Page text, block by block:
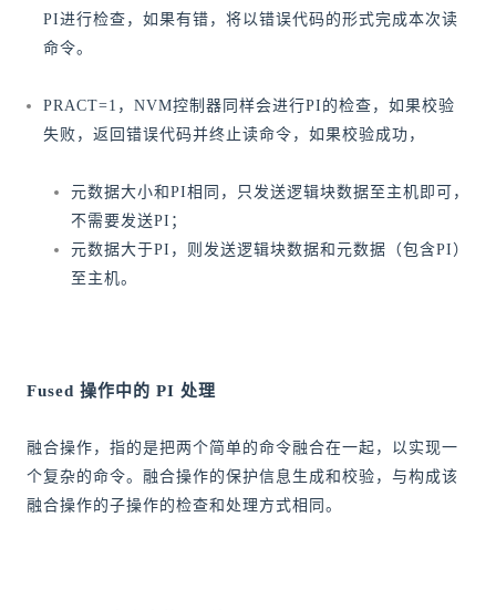
PI进行检查，如果有错，将以错误代码的形式完成本次读
命令。
PRACT=1，NVM控制器同样会进行PI的检查，如果校验
失败，返回错误代码并终止读命令，如果校验成功，
元数据大小和PI相同，只发送逻辑块数据至主机即可，
不需要发送PI；
元数据大于PI，则发送逻辑块数据和元数据（包含PI）
至主机。
Fused 操作中的 PI 处理
融合操作，指的是把两个简单的命令融合在一起，以实现一
个复杂的命令。融合操作的保护信息生成和校验，与构成该
融合操作的子操作的检查和处理方式相同。